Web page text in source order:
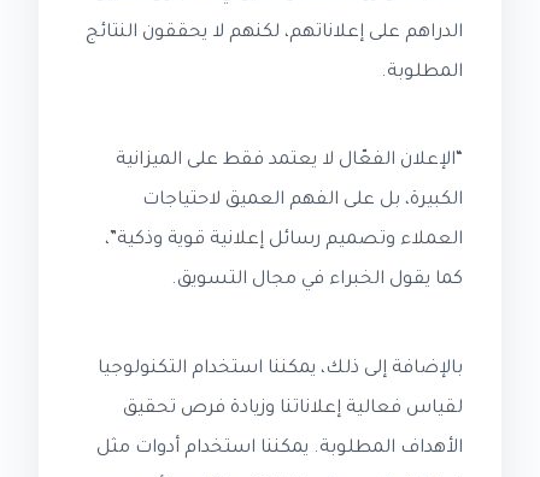
الدراهم على إعلاناتهم، لكنهم لا يحققون النتائج
المطلوبة.
“الإعلان الفعّال لا يعتمد فقط على الميزانية
الكبيرة، بل على الفهم العميق لاحتياجات
العملاء وتصميم رسائل إعلانية قوية وذكية”،
كما يقول الخبراء في مجال التسويق.
بالإضافة إلى ذلك، يمكننا استخدام التكنولوجيا
لقياس فعالية إعلاناتنا وزيادة فرص تحقيق
الأهداف المطلوبة. يمكننا استخدام أدوات مثل